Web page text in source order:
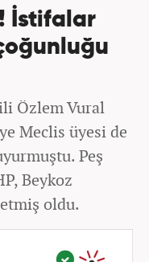
İstifalar
Özlem Vural
Meclis üyesi de
Peş
Beykoz
oldu.